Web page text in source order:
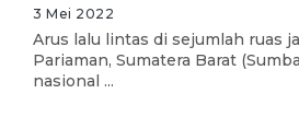
3 Mei 2022
Arus lalu lintas di sejumlah ruas
Pariaman, Sumatera Barat
nasional ...